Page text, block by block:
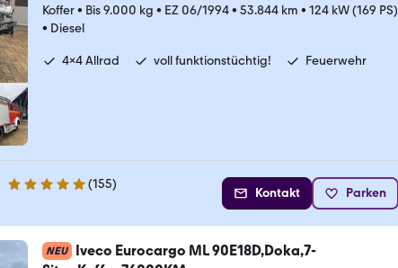
Koffer• Bis 9.000 kg • EZ 06/1994• 53.844 km • 124 kW (169 PS)
• Diesel
4x4 Allrad voll funktionstüchtig! Feuerwehr
4.9 Sterne (155)
Kontakt Parken
NEU
Iveco Eurocargo ML 90E18D,Doka,7-